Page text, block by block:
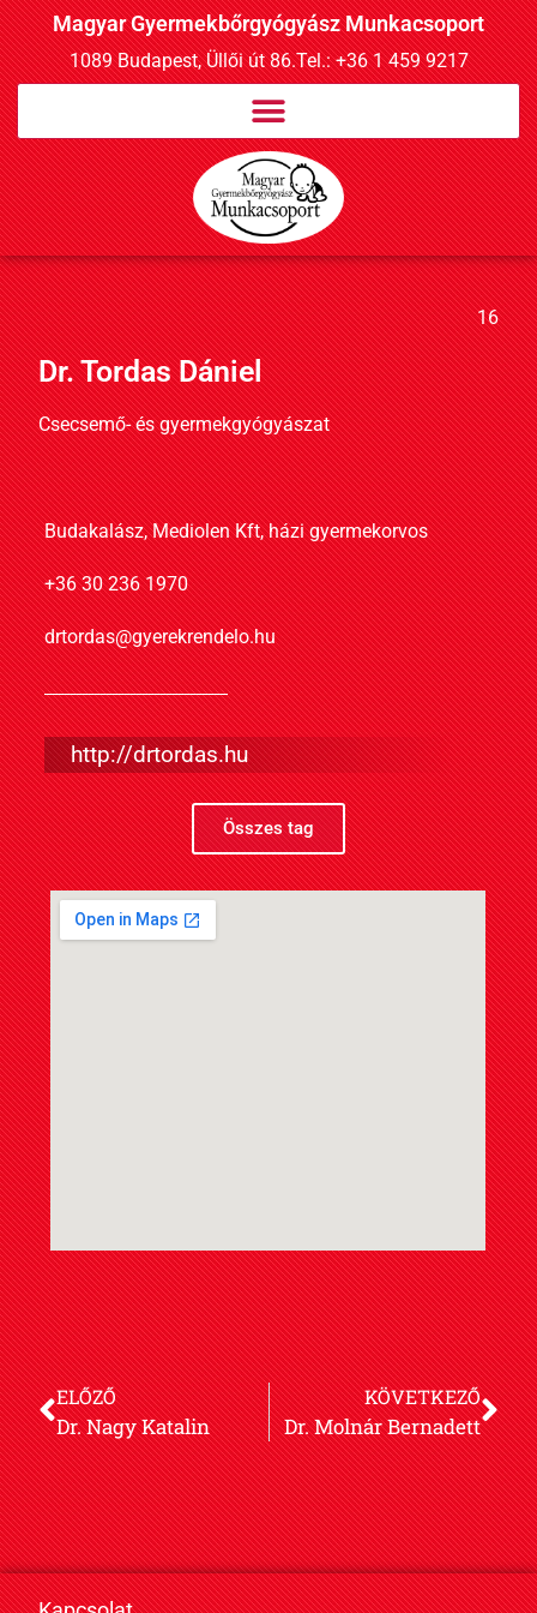
Magyar Gyermekbőrgyógyász Munkacsoport
1089 Budapest, Üllői út 86.Tel.: +36 1 459 9217
16
Dr. Tordas Dániel
Csecsemő- és gyermekgyógyászat
Budakalász, Mediolen Kft, házi gyermekorvos
+36 30 236 1970
drtordas@gyerekrendelo.hu
http://drtordas.hu
Összes tag
ELŐZŐ
Dr. Nagy Katalin
KÖVETKEZŐ
Dr. Molnár Bernadett